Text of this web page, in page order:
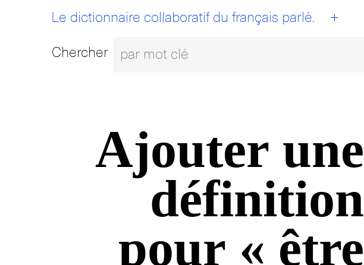
Le dictionnaire collaboratif du français parlé. +
Chercher
Ajouter une
définition
pour « être